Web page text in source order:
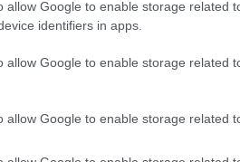
allow Google to enable storage related
identifiers in apps.
allow Google to enable storage related
allow Google to enable storage related
una simile minaccia?